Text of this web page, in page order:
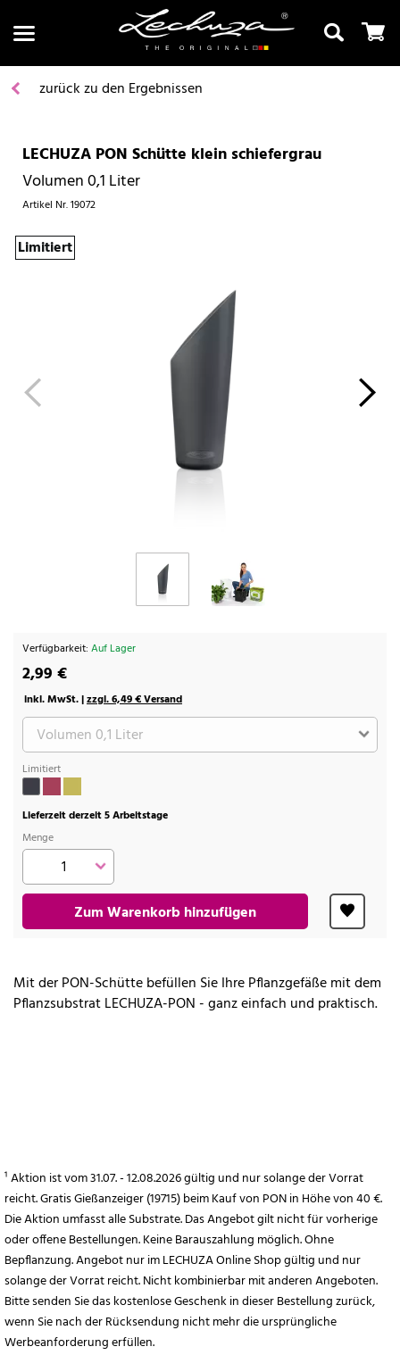
Suchen
zurück zu den Ergebnissen
LECHUZA PON Schütte klein schiefergrau
Volumen 0,1 Liter
Artikel Nr.19072
Limitiert
Verfügbarkeit: Auf Lager
2,99 €
inkl. MwSt. |zzgl. 6,49 € Versand
Limitiert
Lieferzeit derzeit 5 Arbeitstage
Menge
Zum Warenkorb hinzufügen
Mit der PON-Schütte befüllen Sie Ihre Pflanzgefäße mit dem
Pflanzsubstrat LECHUZA-PON - ganz einfach und praktisch.
¹ Aktion ist vom 31.07. - 12.08.2026 gültig und nur solange der Vorrat
reicht. Gratis Gießanzeiger (19715) beim Kauf von PON in Höhe von 40 €.
Die Aktion umfasst alle Substrate. Das Angebot gilt nicht für vorherige
oder offene Bestellungen. Keine Barauszahlung möglich. Ohne
Bepflanzung. Angebot nur im LECHUZA Online Shop gültig und nur
solange der Vorrat reicht. Nicht kombinierbar mit anderen Angeboten.
Bitte senden Sie das kostenlose Geschenk in dieser Bestellung zurück,
wenn Sie nach der Rücksendung nicht mehr die ursprüngliche
Werbeanforderung erfüllen.